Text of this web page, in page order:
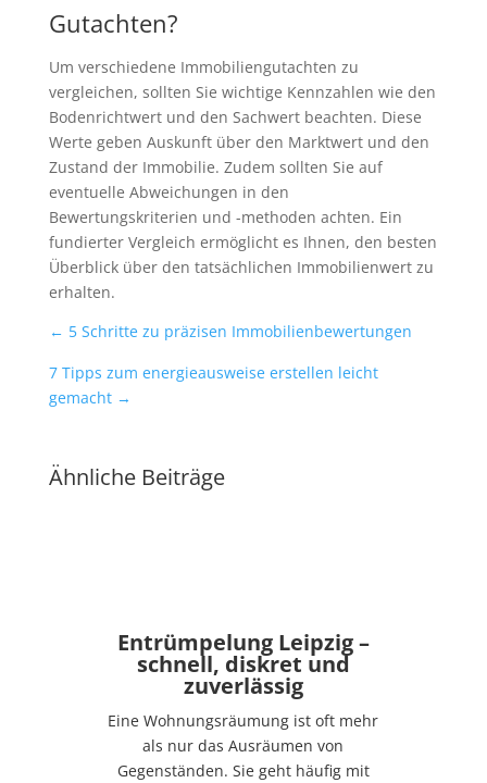
Gutachten?
Um verschiedene Immobiliengutachten zu
vergleichen, sollten Sie wichtige Kennzahlen wie den
Bodenrichtwert und den Sachwert beachten. Diese
Werte geben Auskunft über den Marktwert und den
Zustand der Immobilie. Zudem sollten Sie auf
eventuelle Abweichungen in den
Bewertungskriterien und -methoden achten. Ein
fundierter Vergleich ermöglicht es Ihnen, den besten
Überblick über den tatsächlichen Immobilienwert zu
erhalten.
← 5 Schritte zu präzisen Immobilienbewertungen
7 Tipps zum energieausweise erstellen leicht
gemacht→
Ähnliche Beiträge
Entrümpelung Leipzig –
schnell, diskret und
zuverlässig
Eine Wohnungsräumung ist oft mehr
als nur das Ausräumen von
Gegenständen. Sie geht häufig mit